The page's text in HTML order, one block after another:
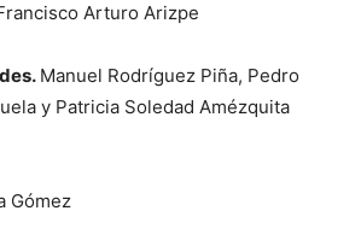
Arturo Arizpe
Manuel Rodríguez Piña, Pedro
y Patricia Soledad Amézquita
Gómez